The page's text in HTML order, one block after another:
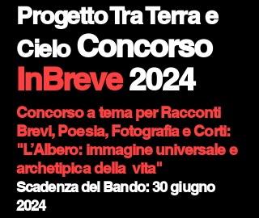
Progetto Tra Terra e
Cielo Concorso
InBreve2024
Concorso a tema per Racconti
Brevi, Poesia, Fotografia e Corti:
"L’Albero: immagine universale e
archetipica della vita"
Scadenza del Bando: 30 giugno
2024